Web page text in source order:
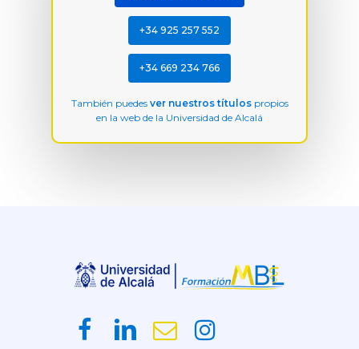
+34 925 257 552
+34 669 234 766
También puedes ver nuestros títulospropios
en la web de la Universidad de Alcalá